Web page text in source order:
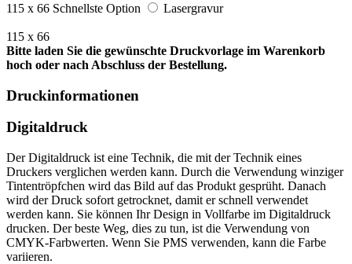
115 x 66 Schnellste Option Lasergravur
115 x 66
Bitte laden Sie die gewünschte Druckvorlage im Warenkorb
hoch oder nach Abschluss der Bestellung.
Druckinformationen
Digitaldruck
Der Digitaldruck ist eine Technik, die mit der Technik eines
Druckers verglichen werden kann. Durch die Verwendung winziger
Tintentröpfchen wird das Bild auf das Produkt gesprüht. Danach
wird der Druck sofort getrocknet, damit er schnell verwendet
werden kann. Sie können Ihr Design in Vollfarbe im Digitaldruck
drucken. Der beste Weg, dies zu tun, ist die Verwendung von
CMYK-Farbwerten. Wenn Sie PMS verwenden, kann die Farbe
variieren.